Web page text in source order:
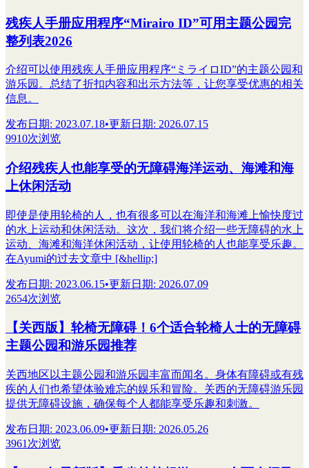
残疾人手册应用程序“Mirairo ID”可用主题公园完
整列表2026
介绍可以使用残疾人手册应用程序“ミライロID”的主题公园和
游乐园。总结了折扣内容和出示方法等，让您享受优惠的相关
信息。
发布日期: 2023.07.18•更新日期: 2026.07.15
9910次浏览
介绍残疾人也能享受的无障碍海洋运动、海滩和海
上休闲活动
即使是使用轮椅的人，也有很多可以在海洋和海滩上愉快度过
的水上运动和休闲活动。这次，我们将介绍一些无障碍的水上
运动、海滩和海洋休闲活动，让使用轮椅的人也能享受乐趣。
在Ayumi的过去文章中 [&hellip;]
发布日期: 2023.06.15•更新日期: 2026.07.09
2654次浏览
【关西版】轮椅无障碍！6个适合轮椅人士的无障碍
主题公园和游乐园推荐
关西地区以主题公园和游乐园丰富而闻名。身体有障碍或有残
疾的人们也希望体验难忘的娱乐和冒险。关西的无障碍游乐园
提供无障碍设施，确保每个人都能享受乐趣和刺激。
发布日期: 2023.06.09•更新日期: 2026.05.26
3961次浏览